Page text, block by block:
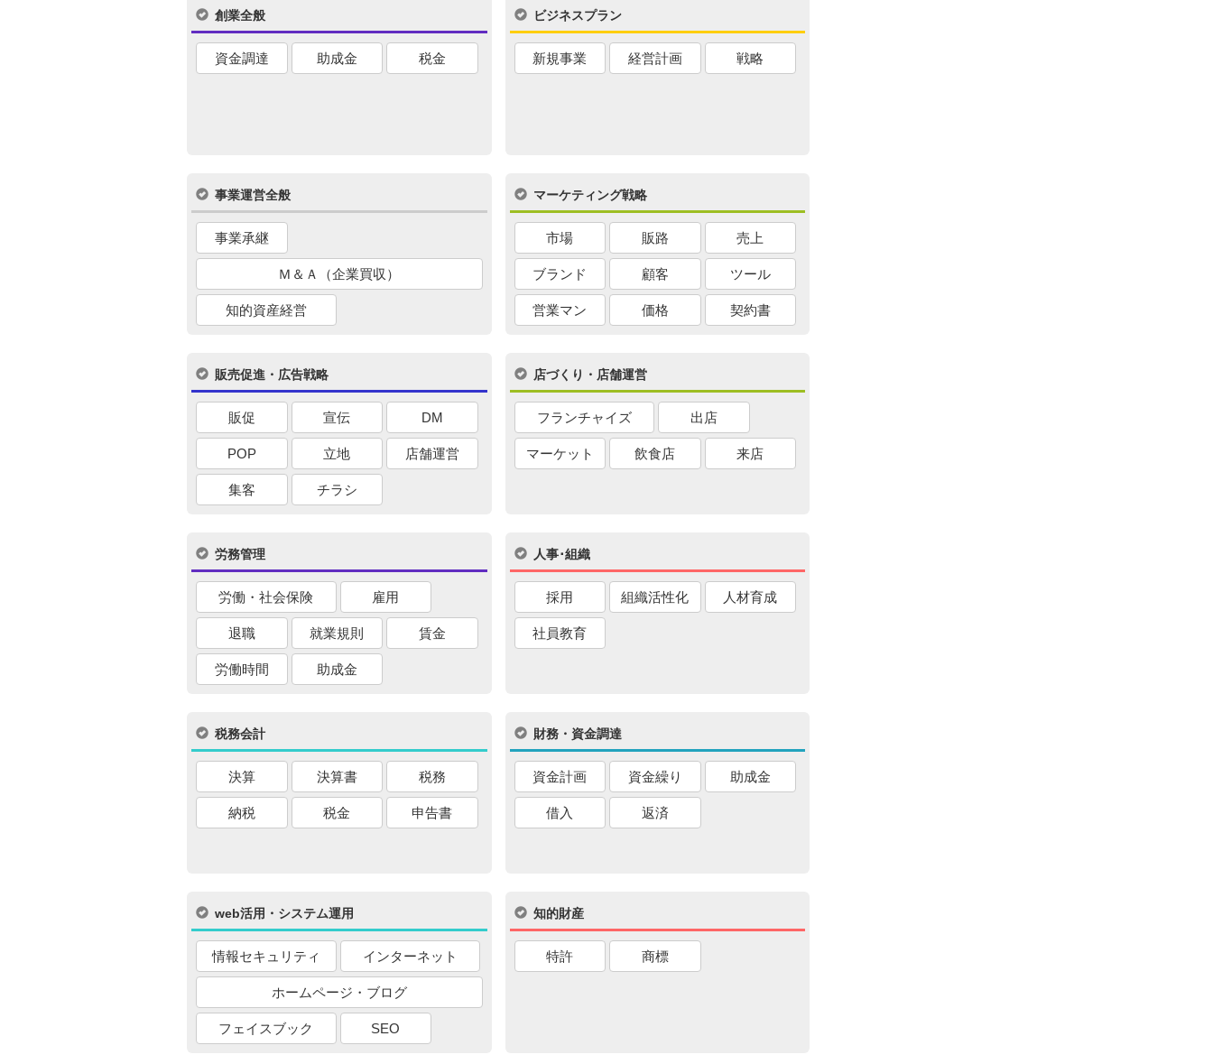
創業全般
資金調達 助成金 税金
ビジネスプラン
新規事業 経営計画 戦略
事業運営全般
事業承継
Ｍ＆Ａ（企業買収）
知的資産経営
マーケティング戦略
市場 販路 売上
ブランド 顧客 ツール
営業マン 価格 契約書
販売促進・広告戦略
販促 宣伝 DM
POP 立地 店舗運営
集客 チラシ
店づくり・店舗運営
フランチャイズ 出店
マーケット 飲食店 来店
労務管理
労働・社会保険 雇用
退職 就業規則 賃金
労働時間 助成金
人事･組織
採用 組織活性化 人材育成
社員教育
税務会計
決算 決算書 税務
納税 税金 申告書
財務・資金調達
資金計画 資金繰り 助成金
借入 返済
web活用・システム運用
情報セキュリティ インターネット
ホームページ・ブログ
フェイスブック SEO
知的財産
特許 商標